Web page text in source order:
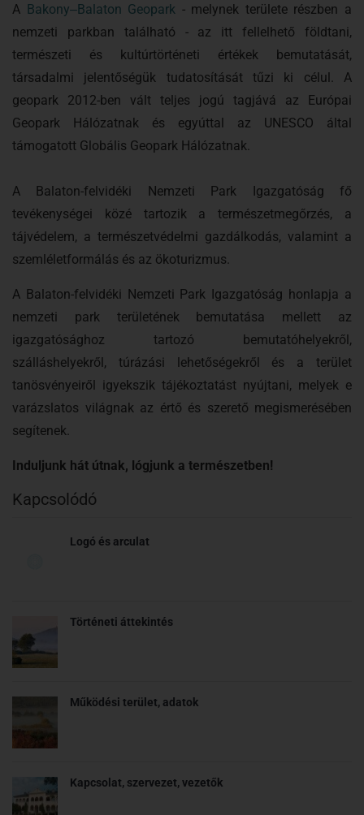
A Bakony‒Balaton Geopark - melynek területe részben a
nemzeti parkban található - az itt fellelhető földtani,
természeti és kultúrtörténeti értékek bemutatását,
társadalmi jelentőségük tudatosítását tűzi ki célul. A
geopark 2012-ben vált teljes jogú tagjává az Európai
Geopark Hálózatnak és egyúttal az UNESCO által
támogatott Globális Geopark Hálózatnak.
A Balaton-felvidéki Nemzeti Park Igazgatóság fő
tevékenységei közé tartozik a természetmegőrzés, a
tájvédelem, a természetvédelmi gazdálkodás, valamint a
szemléletformálás és az ökoturizmus.
A Balaton-felvidéki Nemzeti Park Igazgatóság honlapja a
nemzeti park területének bemutatása mellett az
igazgatósághoz tartozó bemutatóhelyekről,
szálláshelyekről, túrázási lehetőségekről és a terület
tanösvényeiről igyekszik tájékoztatást nyújtani, melyek e
varázslatos világnak az értő és szerető megismerésében
segítenek.
Induljunk hát útnak, lógjunk a természetben!
Kapcsolódó
Logó és arculat
Történeti áttekintés
Működési terület, adatok
Kapcsolat, szervezet, vezetők